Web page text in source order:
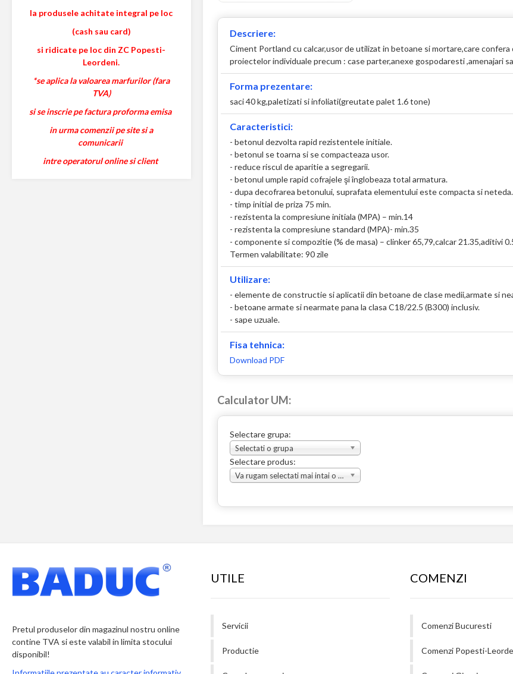
la produsele achitate integral pe loc
(cash sau card)
si ridicate pe loc din ZC Popesti-
Leordeni.
*se aplica la valoarea marfurilor (fara
TVA)
si se inscrie pe factura proforma emisa
in urma comenzii pe site si a
comunicarii
intre operatorul online si client
Descriere:
Ciment Portland cu calcar,usor de utilizat in betoane si mortare,care
proiectelor individuale precum : case parter,anexe gospodaresti ,amenajari
Forma prezentare:
saci 40 kg,paletizati si infoliati(greutate palet 1.6 tone)
Caracteristici:
- betonul dezvolta rapid rezistentele initiale.
- betonul se toarna si se compacteaza usor.
- reduce riscul de aparitie a segregarii.
- betonul umple rapid cofrajele şi înglobeaza total armatura.
- dupa decofrarea betonului, suprafata elementului este compacta si neteda.
- timp initial de priza 75 min.
- rezistenta la compresiune initiala (MPA) – min.14
- rezistenta la compresiune standard (MPA)- min.35
- componente si compozitie (% de masa) – clinker 65,79,calcar 21.35,aditivi
Termen valabilitate: 90 zile
Utilizare:
- elemente de constructie si aplicatii din betoane de clase medii,armate si
- betoane armate si nearmate pana la clasa C18/22.5 (B300) inclusiv.
- sape uzuale.
Fisa tehnica:
Download PDF
Calculator UM:
Selectare grupa:
Selectati o grupa
Selectare produs:
Va rugam selectati mai intai o grupa
Pretul produselor din magazinul nostru online
contine TVA si este valabil in limita stocului
disponibil!
UTILE
Servicii
Productie
COMENZI
Comenzi Bucuresti
Comenzi Popesti-